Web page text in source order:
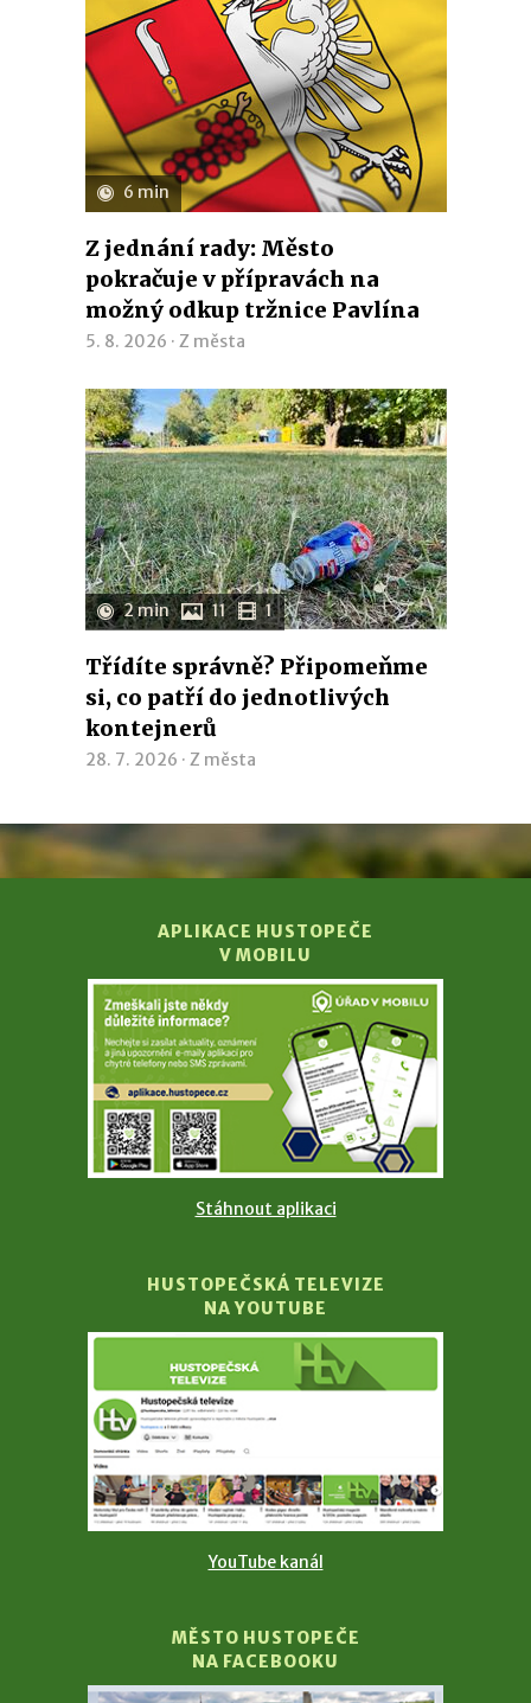
6 min
Z jednání rady: Město
pokračuje v přípravách na
možný odkup tržnice Pavlína
5. 8. 2026 · Z města
2 min 11 1
Třídíte správně? Připomeňme
si, co patří do jednotlivých
kontejnerů
28. 7. 2026 · Z města
APLIKACE HUSTOPEČE
V MOBILU
Stáhnout aplikaci
HUSTOPEČSKÁ TELEVIZE
NA YOUTUBE
YouTube kanál
MĚSTO HUSTOPEČE
NA FACEBOOKU